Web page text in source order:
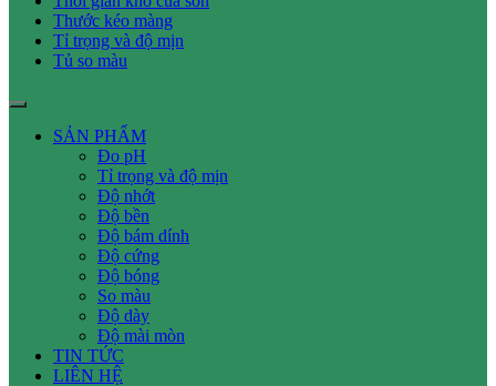
Thước kéo màng
Tỉ trọng và độ mịn
Tủ so màu
SẢN PHẨM
Đo pH
Tỉ trọng và độ mịn
Độ nhớt
Độ bền
Độ bám dính
Độ cứng
Độ bóng
So màu
Độ dày
Độ mài mòn
TIN TỨC
LIÊN HỆ